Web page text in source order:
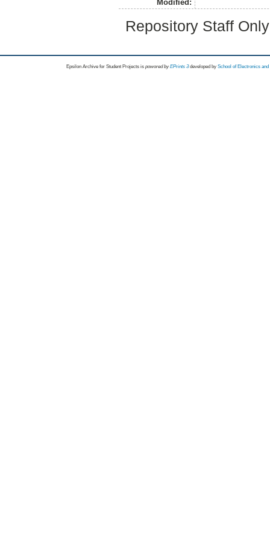
Modified:
Repository Staff
Epsilon Archive for Student Projects is powored byEPrints 3 developed by School of Electronics